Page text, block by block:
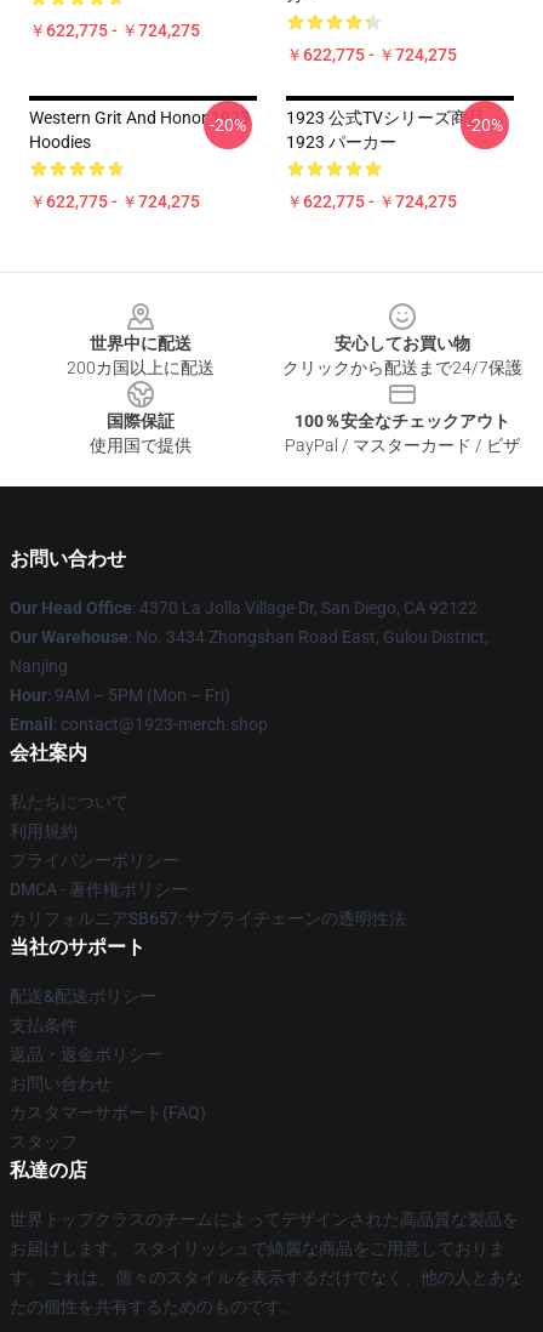
￥622,775 - ￥724,275
￥622,775 - ￥724,275
Western Grit And Honor 1923
Hoodies
￥622,775 - ￥724,275
-20%
1923 公式TVシリーズ商品
1923 パーカー
￥622,775 - ￥724,275
-20%
世界中に配送
200カ国以上に配送
安心してお買い物
クリックから配送まで24/7保護
国際保証
使用国で提供
100％安全なチェックアウト
PayPal / マスターカード / ビザ
お問い合わせ
Our Head Office: 4370 La Jolla Village Dr, San Diego, CA 92122
Our Warehouse: No. 3434 Zhongshan Road East, Gulou District,
Nanjing
Hour: 9AM – 5PM (Mon – Fri)
Email : contact@1923-merch.shop
会社案内
私たちについて
利用規約
プライバシーポリシー
DMCA - 著作権ポリシー
カリフォルニアSB657: サプライチェーンの透明性法
当社のサポート
配送&配送ポリシー
支払条件
返品・返金ポリシー
お問い合わせ
カスタマーサポート(FAQ)
スタッフ
私達の店
世界トップクラスのチームによってデザインされた高品質な製品を
お届けします。 スタイリッシュで綺麗な商品をご用意しておりま
す。 これは、個々のスタイルを表示するだけでなく、他の人とあな
たの個性を共有するためのものです。